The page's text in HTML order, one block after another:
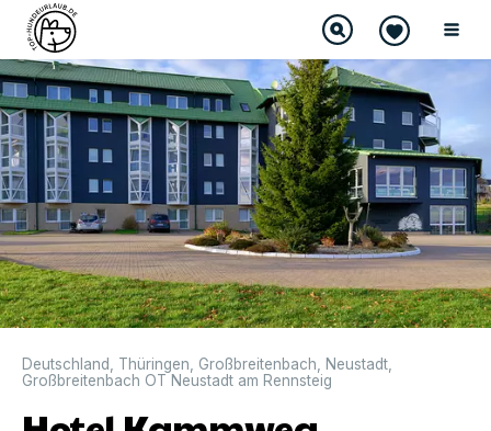
Deutschland Thüringen Großbreitenbach Neustadt
Großbreitenbach OT Neustadt am Rennsteig